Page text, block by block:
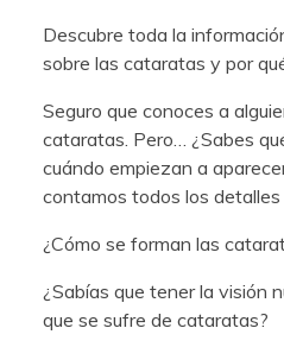
Descubre toda la
sobre las cataratas y por
Seguro que conoces a
cataratas. Pero… ¿Sabes
cuándo empiezan a
contamos todos los
¿Cómo se forman las
¿Sabías que tener la visión
que se sufre de cataratas?